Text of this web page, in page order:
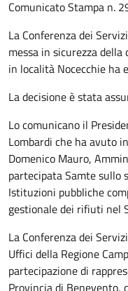
Comunicato Stampa n.
La Conferenza dei
messa in sicurezza della
in località Nocecchie ha
La decisione è stata
Lo comunicano il
Lombardi che ha avuto
Domenico Mauro,
partecipata Samte sullo
Istituzioni pubbliche
gestionale dei rifiuti nel
La Conferenza dei
Uffici della Regione
partecipazione di
Provincia di Benevento,